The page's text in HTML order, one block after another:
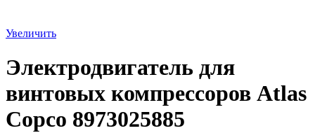
Увеличить
Электродвигатель для
винтовых компрессоров Atlas
Copco 8973025885